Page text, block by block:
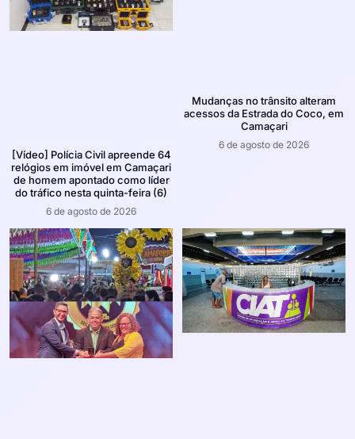
[Vídeo] Polícia Civil apreende 64
relógios em imóvel em Camaçari
de homem apontado como líder
do tráfico nesta quinta-feira (6)
6 de agosto de 2026
Mudanças no trânsito alteram
acessos da Estrada do Coco, em
Camaçari
6 de agosto de 2026